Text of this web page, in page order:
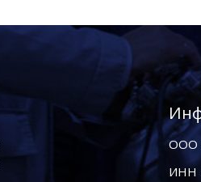
ООО
ИНН